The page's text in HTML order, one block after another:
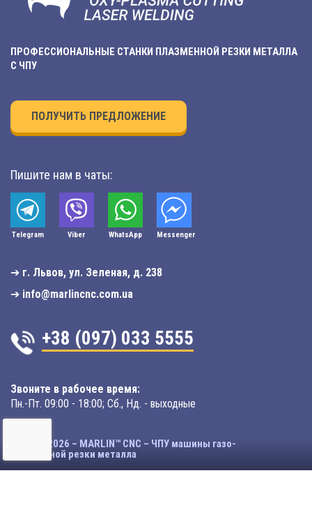
ПРОФЕССИОНАЛЬНЫЕ СТАНКИ ПЛАЗМЕННОЙ РЕЗКИ МЕТАЛЛА
С ЧПУ
ПОЛУЧИТЬ ПРЕДЛОЖЕНИЕ
Пишите нам в чаты:
Telegram Viber WhatsApp Мessenger
➔ г. Львов, ул. Зеленая, д. 238
➔ info@marlincnc.com.ua
+38 (097) 033 5555
Звоните в рабочее время:
Пн.-Пт. 09:00 - 18:00; Сб., Нд. - выходные
© 2003-2026 – MARLIN™ CNC – ЧПУ машины газо-
плазменной резки металла